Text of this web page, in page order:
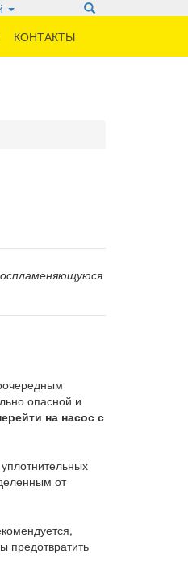
КОНТАКТЫ
опасной и
на насос с
от
предотвратить